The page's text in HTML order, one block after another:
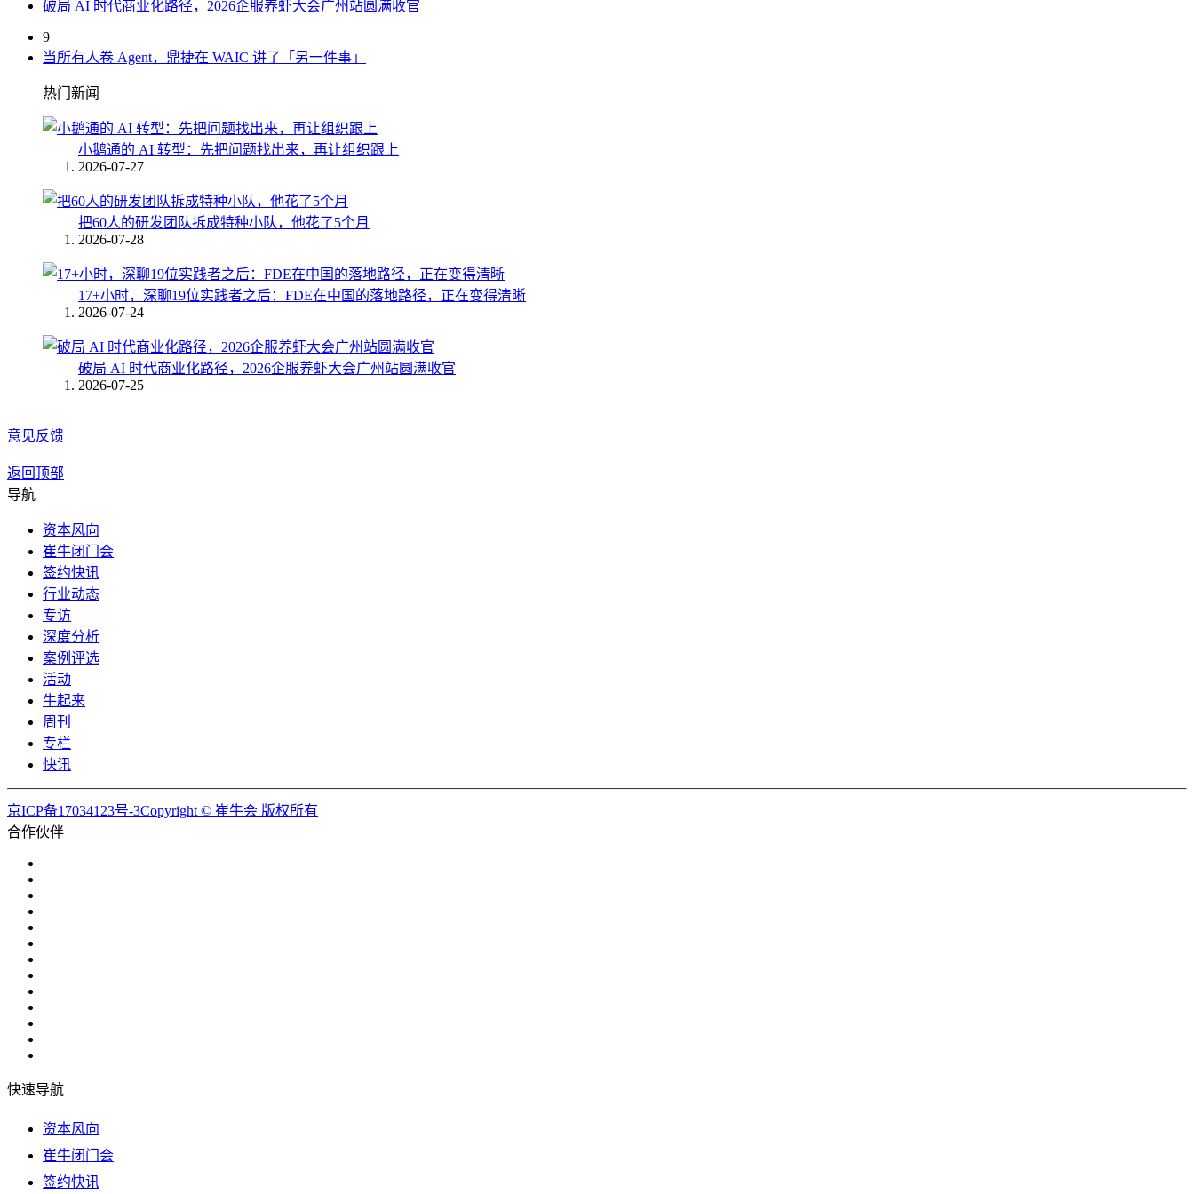
破局 AI 时代商业化路径，2026企服养虾大会广州站圆满收官
9
当所有人卷 Agent，鼎捷在 WAIC 讲了「另一件事」
热门新闻
小鹅通的 AI 转型：先把问题找出来，再让组织跟上
2026-07-27
把60人的研发团队拆成特种小队，他花了5个月
2026-07-28
17+小时，深聊19位实践者之后：FDE在中国的落地路径，正在变得清晰
2026-07-24
破局 AI 时代商业化路径，2026企服养虾大会广州站圆满收官
2026-07-25
意见反馈
返回顶部
导航
资本风向
崔牛闭门会
签约快讯
行业动态
专访
深度分析
案例评选
活动
牛起来
周刊
专栏
快讯
京ICP备17034123号-3Copyright © 崔牛会 版权所有
合作伙伴
快速导航
资本风向
崔牛闭门会
签约快讯